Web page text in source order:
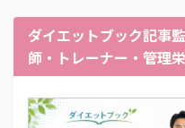
ダイエットブック記事
師・トレーナー・管理